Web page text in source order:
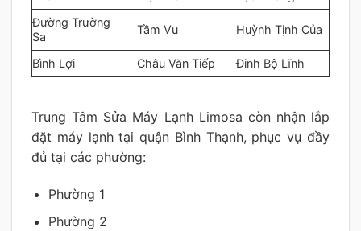
Đường Trường
Sa
Tầm Vu Huỳnh Tịnh Của
Bình Lợi Châu Văn Tiếp Đinh Bộ Lĩnh
Trung Tâm Sửa Máy Lạnh Limosa còn nhận lắp
đặt máy lạnh tại quận Bình Thạnh, phục vụ đầy
đủ tại các phường:
Phường 1
Phường 2